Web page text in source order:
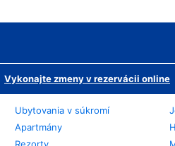
Vykonajte zmeny v rezervácii online
Ubytovania v súkromí
Apartmány